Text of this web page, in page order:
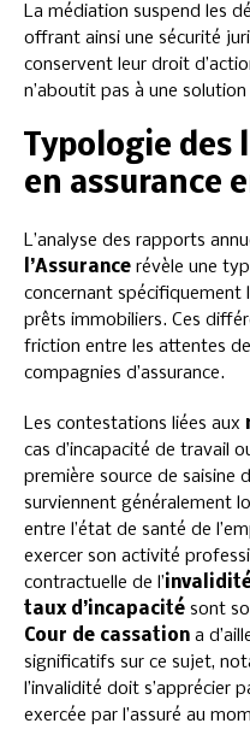
La médiation suspend les
offrant ainsi une sécurité
conservent leur droit
n’aboutit pas à une
Typologie
en assurance
L’analyse des rapports
l’Assurance révèle une
concernant spécifiquement
prêts immobiliers. Ces
friction entre les attentes
compagnies d’assurance.
Les contestations liées aux
cas d’incapacité de travail
première source de saisine
surviennent généralement
entre l’état de santé de
exercer son activité
contractuelle de l’
taux d’incapacité sont
Cour de cassation a
significatifs sur ce sujet,
l’invalidité doit s’apprécier
exercée par l’assuré au